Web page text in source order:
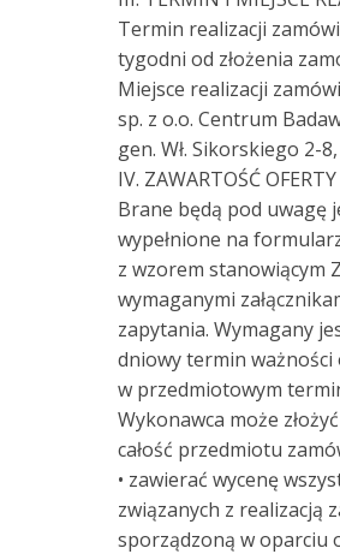
Termin realizacji
tygodni od złożenia
Miejsce realizacji
sp. z o.o. Centrum
gen. Wł. Sikorskiego 2-
IV. ZAWARTOŚĆ OFERTY
Brane będą pod uwagę
wypełnione na
z wzorem stanowiącym
wymaganymi
zapytania. Wymagany
dniowy termin
w przedmiotowym
Wykonawca może
całość przedmiotu
• zawierać wycenę
związanych z realizacją
sporządzoną w oparciu